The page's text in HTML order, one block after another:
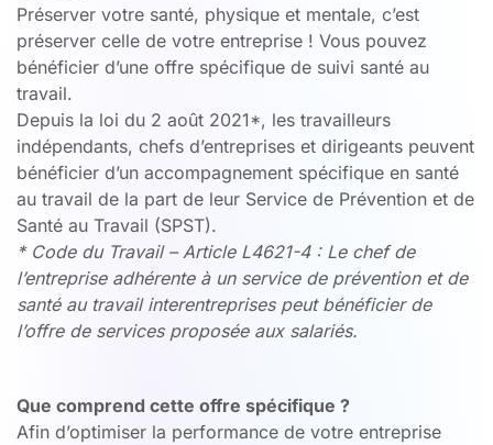
Préserver votre santé, physique et mentale, c’est
préserver celle de votre entreprise ! Vous pouvez
bénéficier d’une offre spécifique de suivi santé au
travail.
Depuis la loi du 2 août 2021*, les travailleurs
indépendants, chefs d’entreprises et dirigeants peuvent
bénéficier d’un accompagnement spécifique en santé
au travail de la part de leur Service de Prévention et de
Santé au Travail (SPST).
* Code du Travail – Article L4621-4 : Le chef de
l’entreprise adhérente à un service de prévention et de
santé au travail interentreprises peut bénéficier de
l’offre de services proposée aux salariés.
Que comprend cette offre spécifique ?
Afin d’optimiser la performance de votre entreprise